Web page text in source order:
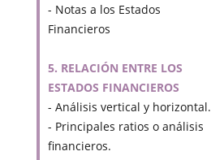
- Notas a los Estados
Financieros
5. RELACIÓN ENTRE LOS
ESTADOS FINANCIEROS
- Análisis vertical y horizontal.
- Principales ratios o análisis
financieros.